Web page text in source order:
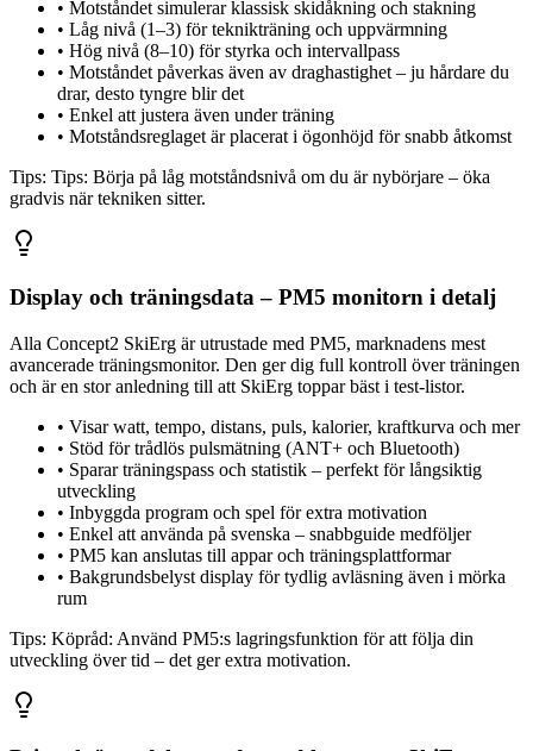
• Motståndet simulerar klassisk skidåkning och stakning
• Låg nivå (1–3) för teknikträning och uppvärmning
• Hög nivå (8–10) för styrka och intervallpass
• Motståndet påverkas även av draghastighet – ju hårdare du
drar, desto tyngre blir det
• Enkel att justera även under träning
• Motståndsreglaget är placerat i ögonhöjd för snabb åtkomst
Tips: Tips: Börja på låg motståndsnivå om du är nybörjare – öka
gradvis när tekniken sitter.
Display och träningsdata – PM5 monitorn i detalj
Alla Concept2 SkiErg är utrustade med PM5, marknadens mest
avancerade träningsmonitor. Den ger dig full kontroll över träningen
och är en stor anledning till att SkiErg toppar bäst i test-listor.
• Visar watt, tempo, distans, puls, kalorier, kraftkurva och mer
• Stöd för trådlös pulsmätning (ANT+ och Bluetooth)
• Sparar träningspass och statistik – perfekt för långsiktig
utveckling
• Inbyggda program och spel för extra motivation
• Enkel att använda på svenska – snabbguide medföljer
• PM5 kan anslutas till appar och träningsplattformar
• Bakgrundsbelyst display för tydlig avläsning även i mörka
rum
Tips: Köpråd: Använd PM5:s lagringsfunktion för att följa din
utveckling över tid – det ger extra motivation.